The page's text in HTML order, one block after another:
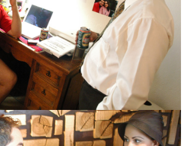
CORTESÍA DIRECTOR